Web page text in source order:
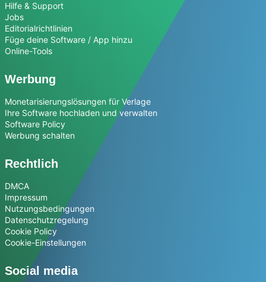
Hilfe & Support
Jobs
Editorialrichtlinien
Füge deine Software / App hinzu
Online-Tools
Werbung
Monetarisierungslösungen für Verlage
Ihre Software hochladen und verwalten
Software Policy
Werbung schalten
Rechtlich
DMCA
Impressum
Nutzungsbedingungen
Datenschutzregelung
Cookie Policy
Cookie-Einstellungen
Social media